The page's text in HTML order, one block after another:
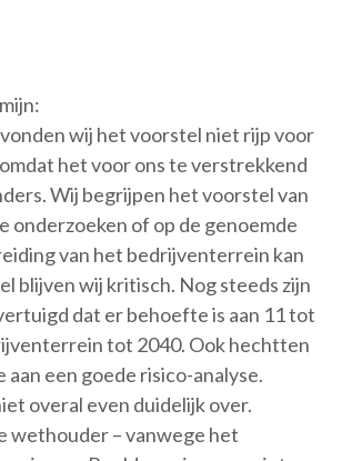
wij het voorstel niet rijp voor
het voor ons te verstrekkend
Wij begrijpen het voorstel van
onderzoeken of op de genoemde
van het bedrijventerrein kan
blijven wij kritisch. Nog steeds zijn
dat er behoefte is aan 11 tot
tot 2040. Ook hechtten
een goede risico-analyse.
overal even duidelijk over.
wethouder – vanwege het